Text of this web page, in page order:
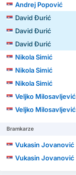
Andrej Popović
David Đurić
David Đurić
David Đurić
Nikola Simić
Nikola Simić
Nikola Simić
Veljko Milosavljević
Veljko Milosavljević
Bramkarze
Vukasin Jovanović
Vukasin Jovanović